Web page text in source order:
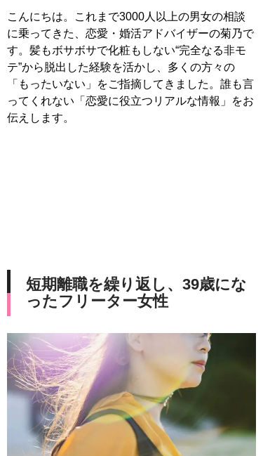
こんにちは。これまで3000人以上の男女の相談
に乗ってきた、恋愛・婚活アドバイザーの菊乃で
す。髪もボサボサで化粧もしない“完全なる非モ
テ”から脱出した経験を活かし、多くの方々の
「もったいない」をご指摘してきました。誰も言
ってくれない「恋愛に役立つリアルな情報」をお
伝えします。
短期離職を繰り返し、39歳にな
ったフリーター女性